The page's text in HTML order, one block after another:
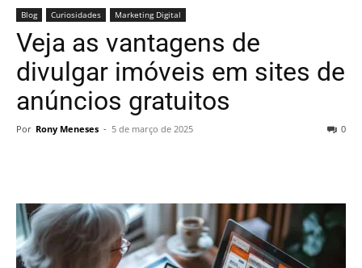
Blog Curiosidades Marketing Digital
Veja as vantagens de
divulgar imóveis em sites de
anúncios gratuitos
Por Rony Meneses - 5 de março de 2025 0